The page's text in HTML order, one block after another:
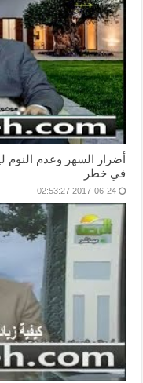
أضرار السهر وعدم النوم
في خطر
2017-06-24 02:53:27